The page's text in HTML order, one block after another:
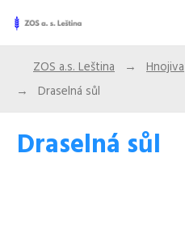
ZOS a.s. Leština Hnojiva
Draselná sůl
Draselná sůl